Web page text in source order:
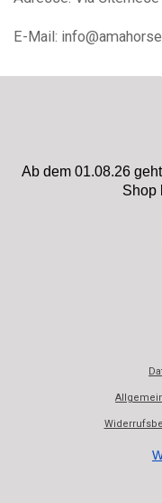
E-Mail:
Ab dem 01.08.26
Shop